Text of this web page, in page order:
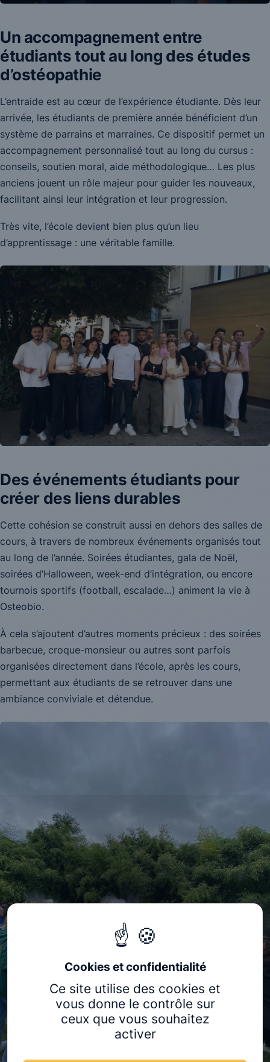
Un accompagnement entre
étudiants tout au long des études
d’ostéopathie
L’entraide est au cœur de l’expérience étudiante. Dès leur
arrivée, les étudiants de première année bénéficient d’un
système de parrains et marraines. Ce dispositif permet un
accompagnement personnalisé tout au long du cursus :
conseils, soutien moral, aide méthodologique… Les plus
anciens jouent un rôle majeur pour guider les nouveaux,
facilitant ainsi leur intégration et leur progression.
Très vite, l’école devient bien plus qu’un lieu
d’apprentissage : une véritable famille.
Des événements étudiants pour
créer des liens durables
Cette cohésion se construit aussi en dehors des salles de
cours, à travers de nombreux événements organisés tout
au long de l’année. Soirées étudiantes, gala de Noël,
soirées d’Halloween, week-end d’intégration, ou encore
tournois sportifs (football, escalade…) animent la vie à
Osteobio.
À cela s’ajoutent d’autres moments précieux : des soirées
barbecue, croque-monsieur ou autres sont parfois
organisées directement dans l’école, après les cours,
permettant aux étudiants de se retrouver dans une
ambiance conviviale et détendue.
Ce site utilise des cookies et
vous donne le contrôle sur
ceux que vous souhaitez
activer